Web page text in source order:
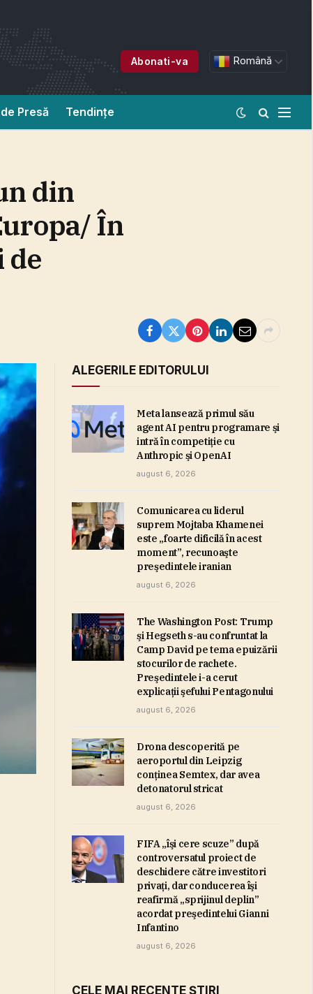
Abonati-va Română
Presă Tendințe
din
În
de
ALEGERILE EDITORULUI
Meta lansează primul său
agent AI pentru programare şi
intră în competiţie cu
Anthropic şi OpenAI
august 6, 2026
Comunicarea cu liderul
suprem Mojtaba Khamenei
este „foarte dificilă în acest
moment”, recunoaşte
preşedintele iranian
august 6, 2026
The Washington Post: Trump
şi Hegseth s-au confruntat la
Camp David pe tema epuizării
stocurilor de rachete.
Preşedintele i-a cerut
explicaţii şefului Pentagonului
august 6, 2026
Drona descoperită pe
aeroportul din Leipzig
conţinea Semtex, dar avea
detonatorul stricat
august 6, 2026
FIFA „îşi cere scuze” după
controversatul proiect de
deschidere către investitori
privaţi, dar conducerea îşi
reafirmă „sprijinul deplin”
acordat preşedintelui Gianni
Infantino
august 6, 2026
CELE MAI RECENTE ȘTIRI